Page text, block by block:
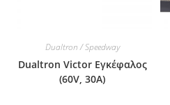
Dualtron / Speedway
Dualtron Victor Εγκέφαλος
(60V, 30A)